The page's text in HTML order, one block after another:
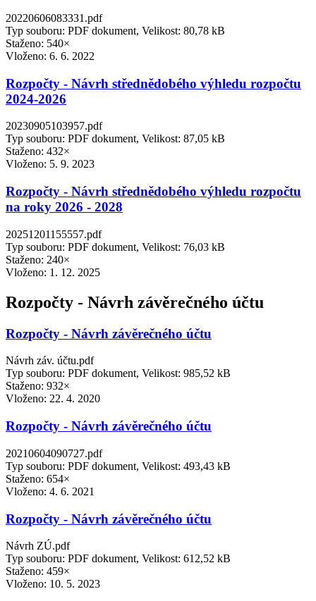
20220606083331.pdf
Typ souboru: PDF dokument, Velikost: 80,78 kB
Staženo: 540×
Vloženo: 6. 6. 2022
Rozpočty - Návrh střednědobého výhledu rozpočtu
2024-2026
20230905103957.pdf
Typ souboru: PDF dokument, Velikost: 87,05 kB
Staženo: 432×
Vloženo: 5. 9. 2023
Rozpočty - Návrh střednědobého výhledu rozpočtu
na roky 2026 - 2028
20251201155557.pdf
Typ souboru: PDF dokument, Velikost: 76,03 kB
Staženo: 240×
Vloženo: 1. 12. 2025
Rozpočty - Návrh závěrečného účtu
Rozpočty - Návrh závěrečného účtu
Návrh záv. účtu.pdf
Typ souboru: PDF dokument, Velikost: 985,52 kB
Staženo: 932×
Vloženo: 22. 4. 2020
Rozpočty - Návrh závěrečného účtu
20210604090727.pdf
Typ souboru: PDF dokument, Velikost: 493,43 kB
Staženo: 654×
Vloženo: 4. 6. 2021
Rozpočty - Návrh závěrečného účtu
Návrh ZÚ.pdf
Typ souboru: PDF dokument, Velikost: 612,52 kB
Staženo: 459×
Vloženo: 10. 5. 2023